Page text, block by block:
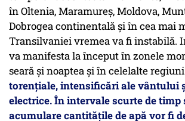
în Oltenia, Maramureș, Moldova,
Dobrogea continentală și în cea mai
Transilvaniei vremea va fi instabilă.
va manifesta la început în zonele
seară și noaptea și în celelalte
torențiale, intensificări ale vântului
electrice. În intervale scurte de timp
acumulare cantitățile de apă vor fi